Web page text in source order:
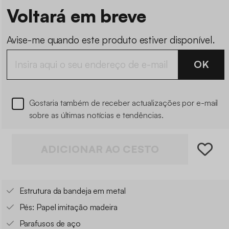
Voltará em breve
Avise-me quando este produto estiver disponível.
OK
Gostaria também de receber actualizações por e-mail
sobre as últimas notícias e tendências.
Estrutura da bandeja em metal
Pés: Papel imitação madeira
Parafusos de aço